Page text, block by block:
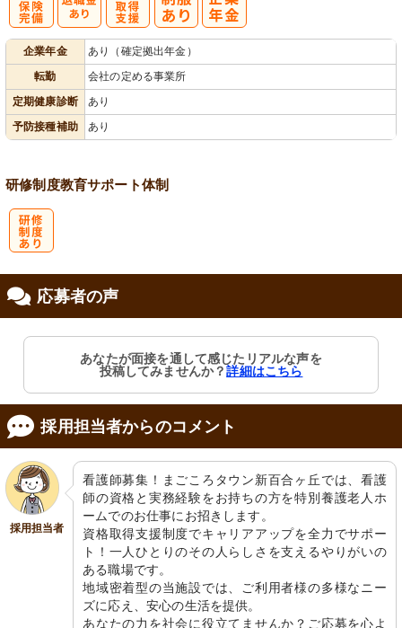
企業年金
あり（確定拠出年金）
転勤
会社の定める事業所
定期健康診断
あり
予防接種補助
あり
研修制度教育サポート体制
応募者の声
あなたが面接を通して感じたリアルな声を
投稿してみませんか？詳細はこちら
採用担当者からのコメント
採用担当者
看護師募集！まごころタウン新百合ヶ丘では、看護
師の資格と実務経験をお持ちの方を特別養護老人ホ
ームでのお仕事にお招きします。
資格取得支援制度でキャリアアップを全力でサポー
ト！一人ひとりのその人らしさを支えるやりがいの
ある職場です。
地域密着型の当施設では、ご利用者様の多様なニー
ズに応え、安心の生活を提供。
あなたの力を社会に役立てませんか？ご応募を心よ